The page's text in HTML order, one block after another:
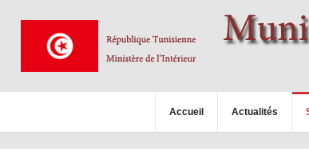
Accueil Actualités